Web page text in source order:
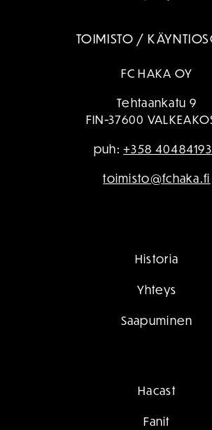
TOIMISTO /
FC HAKA OY
Tehtaankatu 9
FIN-37600
puh:+358
toimisto@fchaka.fi
Historia
Yhteys
Saapuminen
Hacast
Fanit